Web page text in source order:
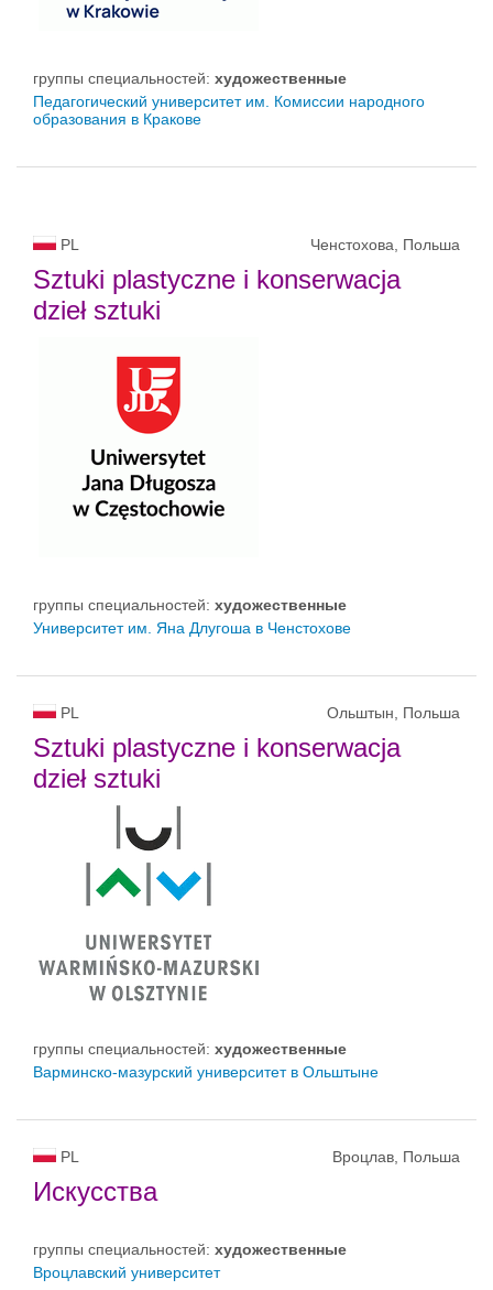
группы специальностей: художественные
Педагогический университет им. Комиссии народного
образования в Кракове
PL Ченстохова, Польша
Sztuki plastyczne i konserwacja
dzieł sztuki
группы специальностей: художественные
Университет им. Яна Длугоша в Ченстохове
PL Ольштын, Польша
Sztuki plastyczne i konserwacja
dzieł sztuki
группы специальностей: художественные
Варминско-мазурский yниверситет в Ольштыне
PL Вроцлав, Польша
Искусства
группы специальностей: художественные
Вроцлавский университет